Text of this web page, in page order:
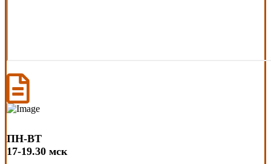
ПН-ВТ
17-19.30 мск